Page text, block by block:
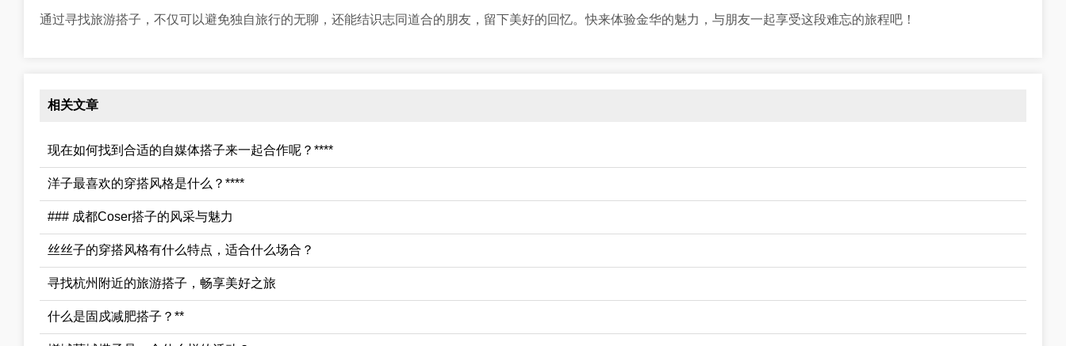
通过寻找旅游搭子，不仅可以避免独自旅行的无聊，还能结识志同道合的朋友，留下美好的回忆。快来体验金华的魅力，与朋友一起享受这段难忘的旅程吧！
相关文章
现在如何找到合适的自媒体搭子来一起合作呢？****
洋子最喜欢的穿搭风格是什么？****
### 成都Coser搭子的风采与魅力
丝丝子的穿搭风格有什么特点，适合什么场合？
寻找杭州附近的旅游搭子，畅享美好之旅
什么是固戍减肥搭子？**